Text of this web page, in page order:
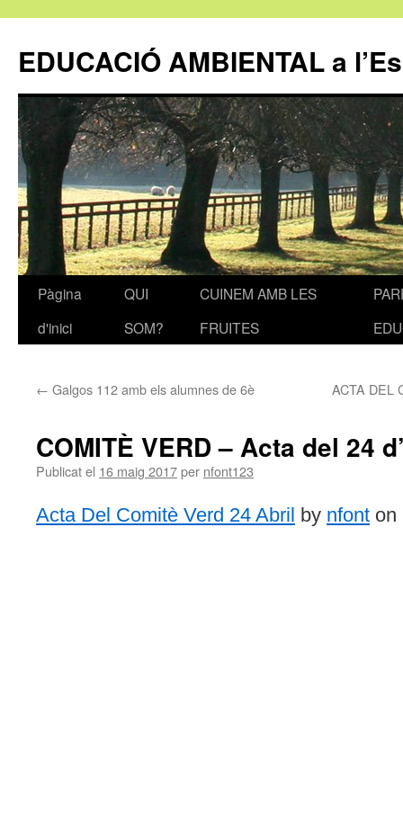
EDUCACIÓ AMBIENTAL a
Vés
Pàgina
d'inici
QUI
SOM?
CUINEM AMB LES
FRUITES
← Galgos 112 amb els alumnes de 6è ACTA DEL
COMITÈ VERD – Acta del 24
Publicat el 16 maig 2017per nfont123
Acta Del Comitè Verd 24 Abril by nfont on